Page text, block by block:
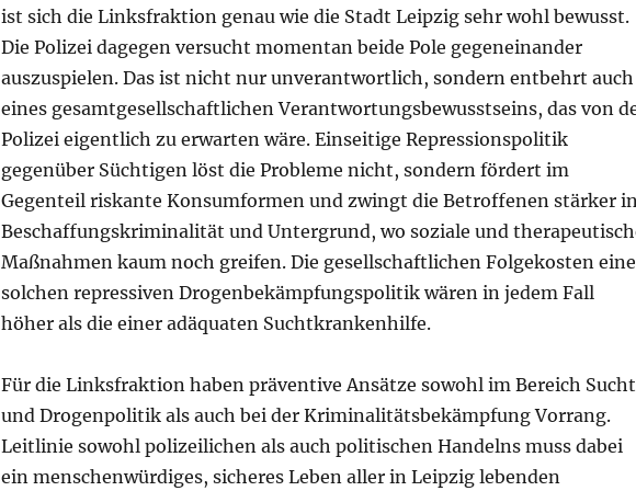
ist sich die Linksfraktion genau wie die Stadt Leipzig sehr wohl bewusst.
Die Polizei dagegen versucht momentan beide Pole gegeneinander
auszuspielen. Das ist nicht nur unverantwortlich, sondern entbehrt auch
eines gesamtgesellschaftlichen Verantwortungsbewusstseins, das von
Polizei eigentlich zu erwarten wäre. Einseitige Repressionspolitik
gegenüber Süchtigen löst die Probleme nicht, sondern fördert im
Gegenteil riskante Konsumformen und zwingt die Betroffenen stärker in
Beschaffungskriminalität und Untergrund, wo soziale und
Maßnahmen kaum noch greifen. Die gesellschaftlichen Folgekosten
solchen repressiven Drogenbekämpfungspolitik wären in jedem Fall
höher als die einer adäquaten Suchtkrankenhilfe.
Für die Linksfraktion haben präventive Ansätze sowohl im Bereich
und Drogenpolitik als auch bei der Kriminalitätsbekämpfung Vorrang.
Leitlinie sowohl polizeilichen als auch politischen Handelns muss dabei
ein menschenwürdiges, sicheres Leben aller in Leipzig lebenden